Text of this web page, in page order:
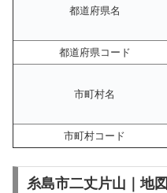
都道府県名
都道府県コード
市町村名
市町村コード
糸島市二丈片山｜地図